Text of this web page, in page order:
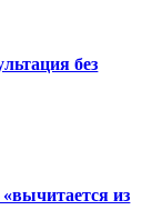
без
из